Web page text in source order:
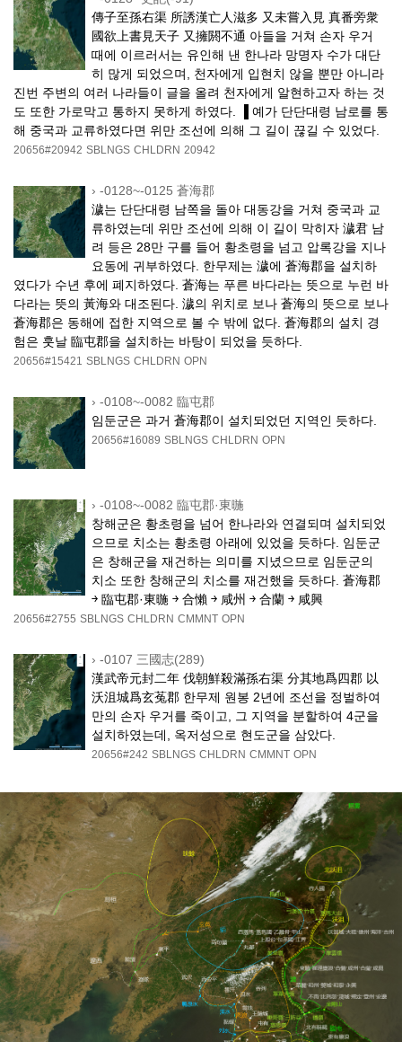
傳子至孫右渠 所誘漢亡人滋多 又未嘗入見 真番旁衆
國欲上書見天子 又擁閼不通 아들을 거쳐 손자 우거
때에 이르러서는 유인해 낸 한나라 망명자 수가 대단
히 많게 되었으며, 천자에게 입현치 않을 뿐만 아니라
진번 주변의 여러 나라들이 글을 올려 천자에게 알현하고자 하는 것
도 또한 가로막고 통하지 못하게 하였다. ▐ 예가 단단대령 남로를 통
해 중국과 교류하였다면 위만 조선에 의해 그 길이 끊길 수 있었다.
20656#20942 SBLNGS CHLDRN 20942
› -0128~-0125 蒼海郡
濊는 단단대령 남쪽을 돌아 대동강을 거쳐 중국과 교
류하였는데 위만 조선에 의해 이 길이 막히자 濊君 남
려 등은 28만 구를 들어 황초령을 넘고 압록강을 지나
요동에 귀부하였다. 한무제는 濊에 蒼海郡을 설치하
였다가 수년 후에 폐지하였다. 蒼海는 푸른 바다라는 뜻으로 누런 바
다라는 뜻의 黃海와 대조된다. 濊의 위치로 보나 蒼海의 뜻으로 보나
蒼海郡은 동해에 접한 지역으로 볼 수 밖에 없다. 蒼海郡의 설치 경
험은 훗날 臨屯郡을 설치하는 바탕이 되었을 듯하다.
20656#15421 SBLNGS CHLDRN OPN
› -0108~-0082 臨屯郡
임둔군은 과거 蒼海郡이 설치되었던 지역인 듯하다.
20656#16089 SBLNGS CHLDRN OPN
› -0108~-0082 臨屯郡·東暆
창해군은 황초령을 넘어 한나라와 연결되며 설치되었
으므로 치소는 황초령 아래에 있었을 듯하다. 임둔군
은 창해군을 재건하는 의미를 지녔으므로 임둔군의
치소 또한 창해군의 치소를 재건했을 듯하다. 蒼海郡
￫ 臨屯郡·東暆 ￫ 合懶 ￫ 咸州 ￫ 合蘭 ￫ 咸興
20656#2755 SBLNGS CHLDRN CMMNT OPN
› -0107 三國志(289)
漢武帝元封二年 伐朝鮮殺滿孫右渠 分其地爲四郡 以
沃沮城爲玄菟郡 한무제 원봉 2년에 조선을 정벌하여
만의 손자 우거를 죽이고, 그 지역을 분할하여 4군을
설치하였는데, 옥저성으로 현도군을 삼았다.
20656#242 SBLNGS CHLDRN CMMNT OPN